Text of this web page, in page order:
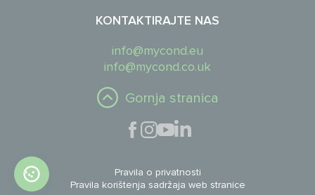
KONTAKTIRAJTE NAS
info@mycond.eu
info@mycond.co.uk
Gornja stranica
Pravila o privatnosti
Pravila korištenja sadržaja web stranice